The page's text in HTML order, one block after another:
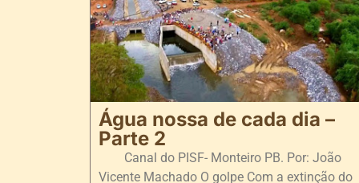
Água nossa de cada dia –
Parte 2
Canal do PISF- Monteiro PB. Por: João
Vicente Machado O golpe Com a extinção do